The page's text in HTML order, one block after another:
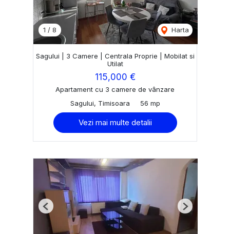
1 / 8 Harta
Sagului | 3 Camere | Centrala Proprie | Mobilat si
Utilat
115,000 €
Apartament cu 3 camere de vânzare
Sagului, Timisoara
56 mp
Vezi mai multe detalii
Previous Next